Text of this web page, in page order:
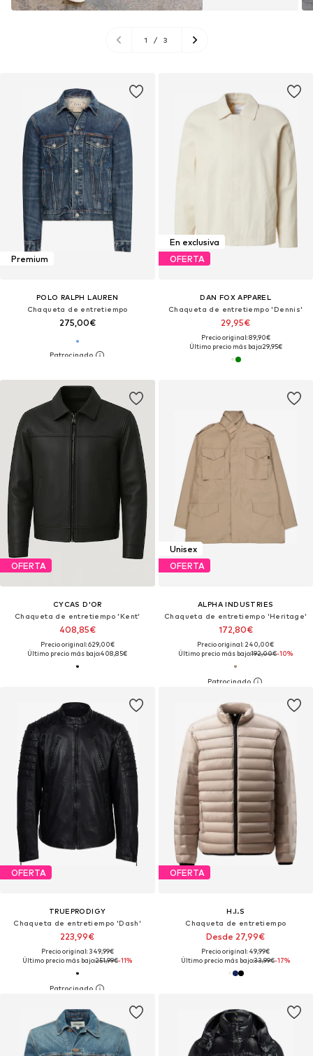
1 / 3
Premium
POLO RALPH LAUREN
Chaqueta de entretiempo
275,00€
En exclusiva
OFERTA
DAN FOX APPAREL
Chaqueta de entretiempo 'Dennis'
29,95€
Precio original: 89,90€
Último precio más bajo:29,95€
OFERTA
CYCAS D'OR
Chaqueta de entretiempo 'Kent'
408,85€
Precio original: 629,00€
Último precio más bajo:408,85€
Unisex
OFERTA
ALPHA INDUSTRIES
Chaqueta de entretiempo 'Heritage'
172,80€
Precio original: 240,00€
Último precio más bajo:192,00€-10%
OFERTA
TRUEPRODIGY
Chaqueta de entretiempo 'Dash'
223,99€
Precio original: 349,99€
Último precio más bajo:251,99€-11%
OFERTA
H.I.S
Chaqueta de entretiempo
Desde 27,99€
Precio original: 49,99€
Último precio más bajo:33,99€-17%